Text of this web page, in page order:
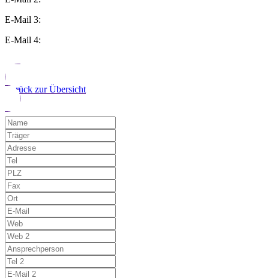
E-Mail 3:
E-Mail 4:
Zurück zur Übersicht